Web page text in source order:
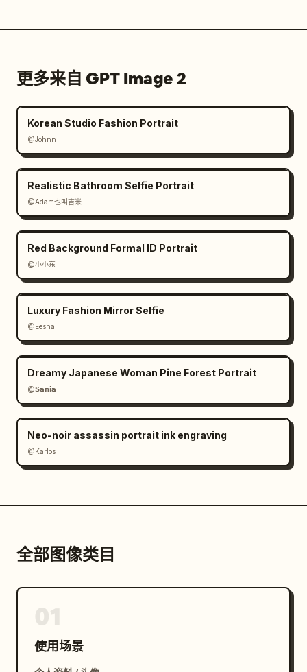
更多来自 GPT Image 2
Korean Studio Fashion Portrait
@Johnn
Realistic Bathroom Selfie Portrait
@Adam也叫吉米
Red Background Formal ID Portrait
@小小东
Luxury Fashion Mirror Selfie
@Eesha
Dreamy Japanese Woman Pine Forest Portrait
@𝗦𝗮𝗻𝗶𝗮
Neo-noir assassin portrait ink engraving
@Karlos
全部图像类目
使用场景